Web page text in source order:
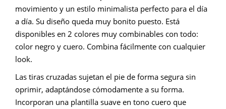
movimiento y un estilo minimalista perfecto para el día
a día. Su diseño queda muy bonito puesto. Está
disponibles en 2 colores muy combinables con todo:
color negro y cuero. Combina fácilmente con cualquier
look.
Las tiras cruzadas sujetan el pie de forma segura sin
oprimir, adaptándose cómodamente a su forma.
Incorporan una plantilla suave en tono cuero que